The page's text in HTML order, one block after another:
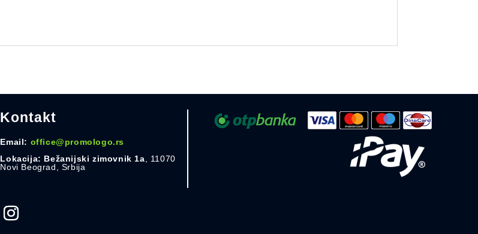
Kontakt
Email: office@promologo.rs
Lokacija: Bežanijski zimovnik 1a , 11070
Novi Beograd, Srbija